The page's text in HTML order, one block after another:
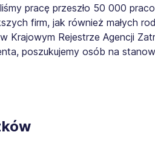
pracę przeszło 50 000
firm, jak również małych
Krajowym Rejestrze Agencji
poszukujemy osób na